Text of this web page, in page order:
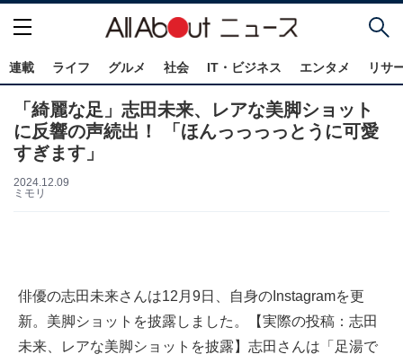
連載 ライフ グルメ 社会 IT・ビジネス エンタメ リサ
「綺麗な足」志田未来、レアな美脚ショット
に反響の声続出！ 「ほんっっっっとうに可愛
すぎます」
2024.12.09
ミモリ
俳優の志田未来さんは12月9日、自身のInstagramを更
新。美脚ショットを披露しました。【実際の投稿：志田
未来、レアな美脚ショットを披露】志田さんは「足湯で